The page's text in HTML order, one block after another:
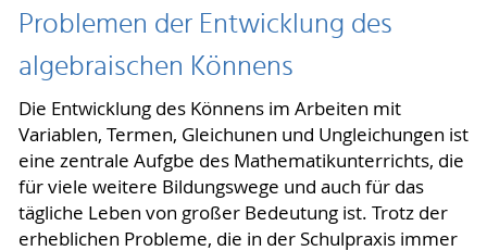
Problemen der Entwicklung des
algebraischen Könnens
Die Entwicklung des Könnens im Arbeiten mit
Variablen, Termen, Gleichunen und Ungleichungen ist
eine zentrale Aufgbe des Mathematikunterrichts, die
für viele weitere Bildungswege und auch für das
tägliche Leben von großer Bedeutung ist. Trotz der
erheblichen Probleme, die in der Schulpraxis immer